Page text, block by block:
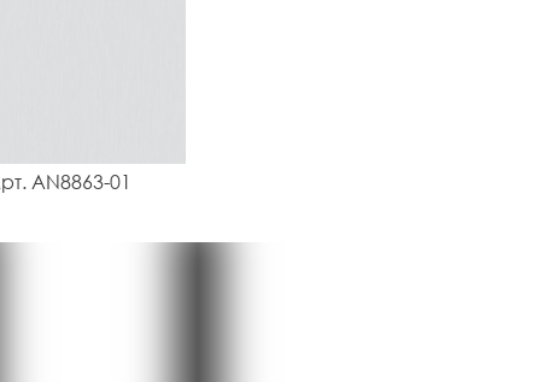
AN8863-01